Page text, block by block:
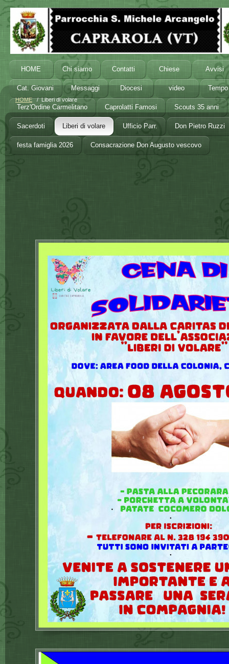
HOME Chi siamo Contatti Chiese Avvisi
Cat. Giovani Messaggi Diocesi video
Terz'Ordine Carmelitano Caprolatti Famosi Scouts 35 anni
Sacerdoti Liberi di volare Ufficio Parr. Don Pietro Ruzzi
festa famiglia 2026 Consacrazione Don Augusto vescovo
HOME/ Liberi di volare